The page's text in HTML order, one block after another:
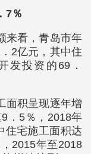
7％
来看，青岛市年
2亿元，其中住
发投资的69．
面积呈现逐年增
．5％，2018年
住宅施工面积达
2015年至2018